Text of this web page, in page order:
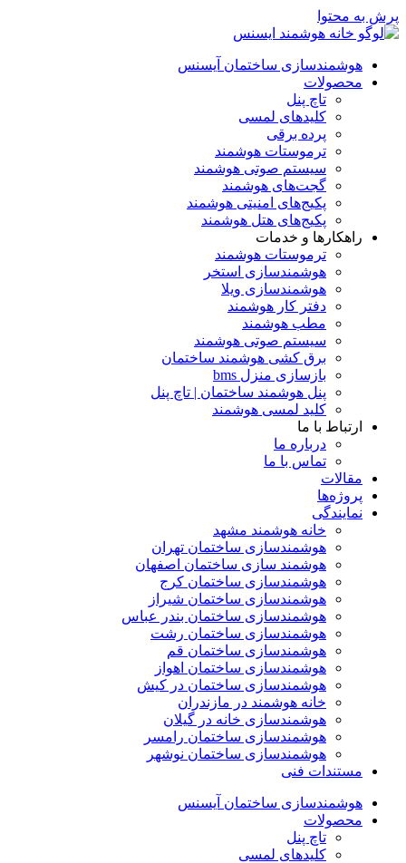
پرش به محتوا
هوشمندسازی ساختمان آیسنس
محصولات
تاچ پنل
کلیدهای لمسی
پرده برقی
ترموستات هوشمند
سیستم صوتی هوشمند
گجت‌های هوشمند
پکیج‌های امنیتی هوشمند
پکیج‌های هتل هوشمند
راهکارها و خدمات
ترموستات هوشمند
هوشمندسازی استخر
هوشمندسازی ویلا
دفتر کار هوشمند
مطب هوشمند
سیستم صوتی هوشمند
برق کشی هوشمند ساختمان
بازسازی منزل bms
پنل هوشمند ساختمان | تاچ پنل
کلید لمسی هوشمند
ارتباط با ما
درباره ما
تماس با ما
مقالات
پروژه‌ها
نمایندگی
خانه هوشمند مشهد
هوشمندسازی ساختمان تهران
هوشمند سازی ساختمان اصفهان
هوشمندسازی ساختمان کرج
هوشمندسازی ساختمان شیراز
هوشمندسازی ساختمان بندر عباس
هوشمندسازی ساختمان رشت
هوشمندسازی ساختمان قم
هوشمندسازی ساختمان اهواز
هوشمندسازی ساختمان در کیش
خانه هوشمند در مازندران
هوشمندسازی خانه در گیلان
هوشمندسازی ساختمان رامسر
هوشمندسازی ساختمان نوشهر
مستندات فنی
هوشمندسازی ساختمان آیسنس
محصولات
تاچ پنل
کلیدهای لمسی